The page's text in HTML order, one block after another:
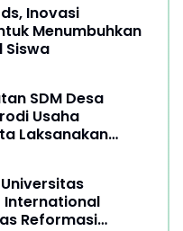
Inovasi
Menumbuhkan
Siswa
SDM Desa
Usaha
Laksanakan
- Kabupaten
International
Reformasi